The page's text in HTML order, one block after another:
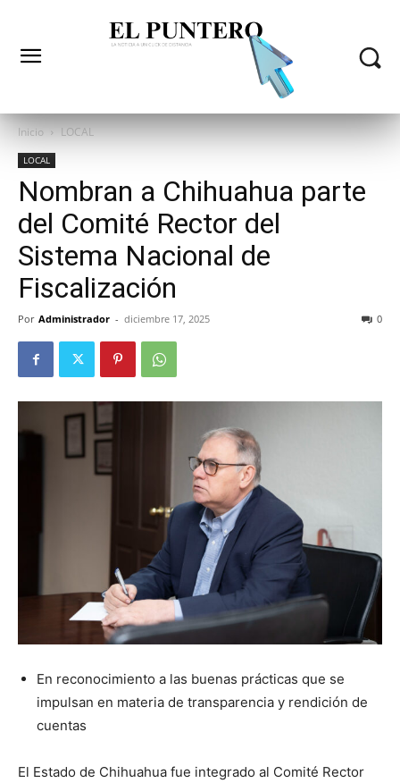
Inicio LOCAL
LOCAL
Nombran a Chihuahua parte
del Comité Rector del
Sistema Nacional de
Fiscalización
Por Administrador - diciembre 17, 2025 0
En reconocimiento a las buenas prácticas que se
impulsan en materia de transparencia y rendición de
cuentas
El Estado de Chihuahua fue integrado al Comité Rector